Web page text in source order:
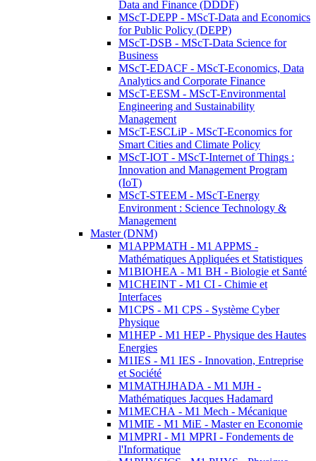
Data and Finance (DDDF)
MScT-DEPP - MScT-Data and Economics
for Public Policy (DEPP)
MScT-DSB - MScT-Data Science for
Business
MScT-EDACF - MScT-Economics, Data
Analytics and Corporate Finance
MScT-EESM - MScT-Environmental
Engineering and Sustainability
Management
MScT-ESCLiP - MScT-Economics for
Smart Cities and Climate Policy
MScT-IOT - MScT-Internet of Things :
Innovation and Management Program
(IoT)
MScT-STEEM - MScT-Energy
Environment : Science Technology &
Management
Master (DNM)
M1APPMATH - M1 APPMS -
Mathématiques Appliquées et Statistiques
M1BIOHEA - M1 BH - Biologie et Santé
M1CHEINT - M1 CI - Chimie et
Interfaces
M1CPS - M1 CPS - Système Cyber
Physique
M1HEP - M1 HEP - Physique des Hautes
Energies
M1IES - M1 IES - Innovation, Entreprise
et Société
M1MATHJHADA - M1 MJH -
Mathématiques Jacques Hadamard
M1MECHA - M1 Mech - Mécanique
M1MIE - M1 MiE - Master en Economie
M1MPRI - M1 MPRI - Fondements de
l'Informatique